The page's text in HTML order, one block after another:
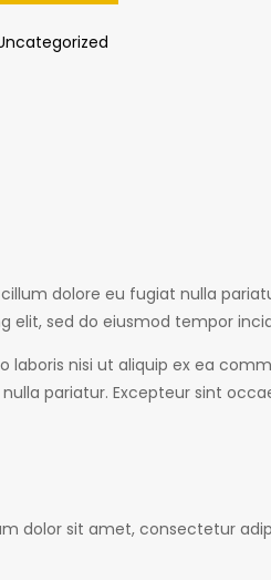
dolore eu fugiat nulla
elit, sed do eiusmod tempor
nisi ut aliquip ex ea
pariatur. Excepteur sint
dolor sit amet, consectetur